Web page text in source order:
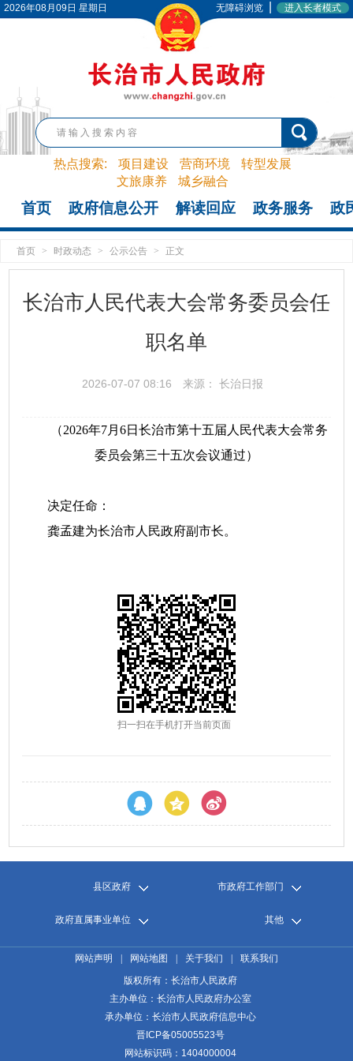
2026年08月09日 星期日 无障碍浏览 进入长者模式
热点搜索: 项目建设 营商环境
转型发展
文旅康养
城乡融合
首页 政府信息公开 解读回应 政务服务 政
首页 > 时政动态 > 公示公告 > 正文
长治市人民代表大会常务委员会任
职名单
2026-07-07 08:16 来源： 长治日报
（2026年7月6日长治市第十五届人民代表大会常务
委员会第三十五次会议通过）
决定任命：
龚孟建为长治市人民政府副市长。
扫一扫在手机打开当前页面
县区政府 市政府工作部门
政府直属事业单位 其他
网站声明 网站地图 关于我们
联系我们
版权所有：长治市人民政府
主办单位：长治市人民政府办公室
承办单位：长治市人民政府信息中心
晋ICP备05005523号
网站标识码：1404000004